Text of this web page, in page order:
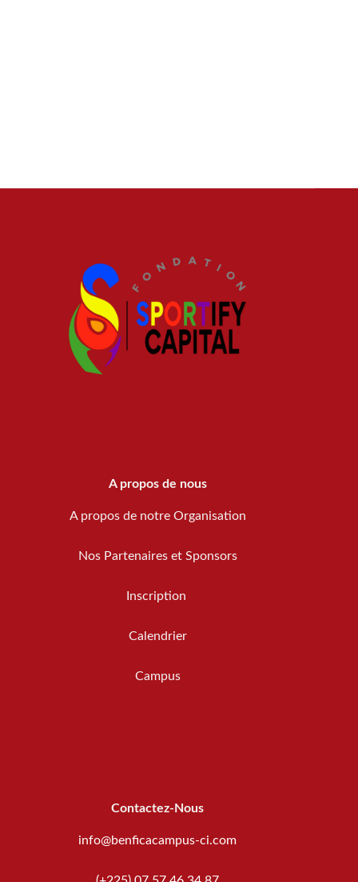
A propos de nous
A propos de notre Organisation
Nos Partenaires et Sponsors
Inscription
Calendrier
Campus
Contactez-Nous
info@benficacampus-ci.com